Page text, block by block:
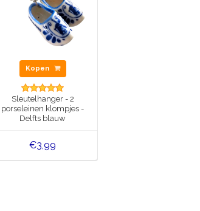
Kopen
Sleutelhanger - 2
porseleinen klompjes -
Delfts blauw
€3,99